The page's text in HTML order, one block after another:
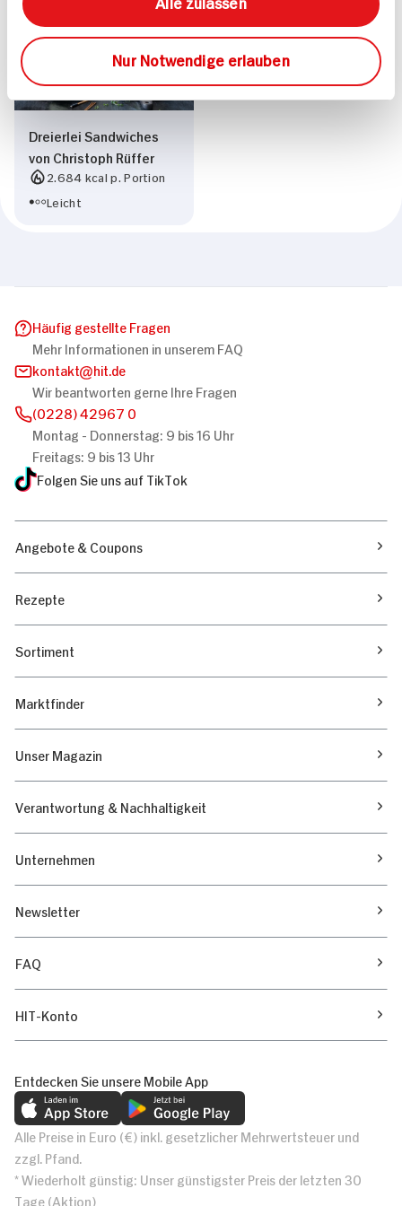
Nur Notwendige erlauben
Dreierlei Sandwiches
von Christoph Rüffer
2.684 kcal p. Portion
Leicht
Häufig gestellte Fragen
Mehr Informationen in unserem FAQ
kontakt
hit.de
Wir beantworten gerne Ihre Fragen
(0228) 42967 0
Montag - Donnerstag: 9 bis 16 Uhr
Freitags: 9 bis 13 Uhr
Folgen Sie uns auf TikTok
Angebote & Coupons
Rezepte
Sortiment
Marktfinder
Unser Magazin
Verantwortung & Nachhaltigkeit
Unternehmen
Newsletter
FAQ
HIT-Konto
Entdecken Sie unsere Mobile App
Alle Preise in Euro (€) inkl. gesetzlicher Mehrwertsteuer und
zzgl. Pfand.
* Wiederholt günstig: Unser günstigster Preis der letzten 30
Tage (Aktion)